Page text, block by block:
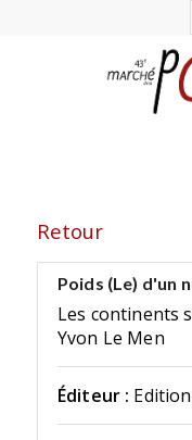
Retour
Poids (Le) d'un
Les continents
Yvon Le Men
Éditeur :